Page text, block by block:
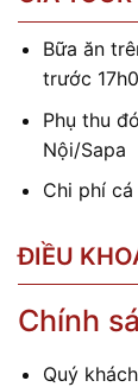
Bữa ăn
trước
Phụ thu
Nội/Sapa
Chi phí
ĐIỀU
Chính
Quý